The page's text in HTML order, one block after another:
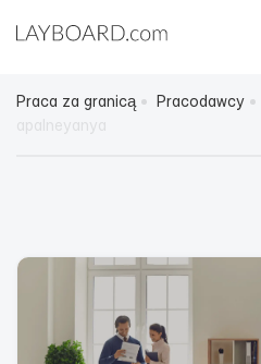
Praca za granicą Pracodawcy